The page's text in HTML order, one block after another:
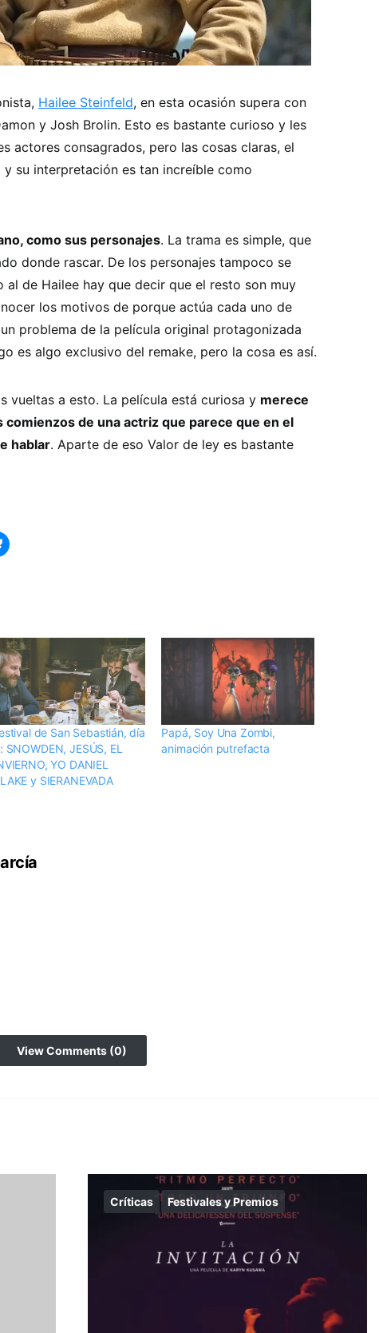
Hailee Steinfeld, en esta ocasión supera con
y Josh Brolin. Esto es bastante curioso y les
actores consagrados, pero las cosas claras, el
su interpretación es tan increíble como
como sus personajes. La trama es simple, que
donde rascar. De los personajes tampoco se
al de Hailee hay que decir que el resto son muy
los motivos de porque actúa cada uno de
problema de la película original protagonizada
es algo exclusivo del remake, pero la cosa es así.
vueltas a esto. La película está curiosa y merece
comienzos de una actriz que parece que en el
hablar. Aparte de eso Valor de ley es bastante
de San Sebastián, día
SNOWDEN, JESÚS, EL
YO DANIEL
y SIERANEVADA
Papá, Soy Una Zombi,
animación putrefacta
View Comments (0)
Críticas Festivales y Premios